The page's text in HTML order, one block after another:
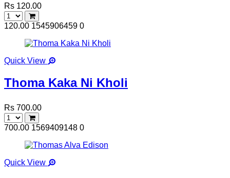
Rs 120.00
120.00 1545906459 0
Quick View
Thoma Kaka Ni Kholi
Rs 700.00
700.00 1569409148 0
Quick View